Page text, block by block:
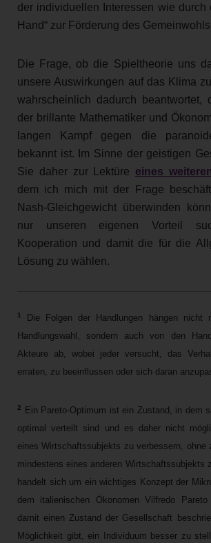
der individuellen Interessen wie durch
Hand“ zur Förderung des
Die Frage, ob die Spieltheorie uns
unsere Auswirkungen auf das Klima
wahrscheinlich dadurch beantwortet,
der brillante Mathematiker und
langen Kampf gegen die
bekannt ist. Im Sinne der geistigen
Sie daher zur Lektüre eines
dem ich mich mit der Frage
Nash-Gleichgewicht überwinden
nur unseren eigenen Vorteil
Kooperation und damit die für die
Lösung zu wählen.
1
Die Folgen der Handlungen hängen nicht
Handlungswahl, sondern auch von den
Akteure ab, wobei jeder versucht, das
erraten, zu beeinflussen oder sich daran
2
Ein Pareto-Optimum ist ein Zustand, in dem
optimal verteilt sind und es daher nicht
eines Wirtschaftssubjekts zu verbessern, ohne
mindestens eines anderen Wirtschaftssubjekts
handelt sich um ein wichtiges Konzept der
dem italienischen Ökonomen Vilfredo
damit einen Zustand der Gesellschaft
Möglichkeit gibt, ein Individuum besser zu